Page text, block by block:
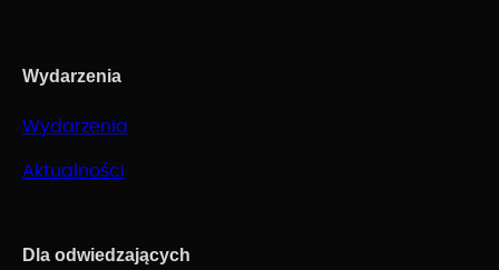
Wydarzenia
Wydarzenia
Aktualności
Dla odwiedzających